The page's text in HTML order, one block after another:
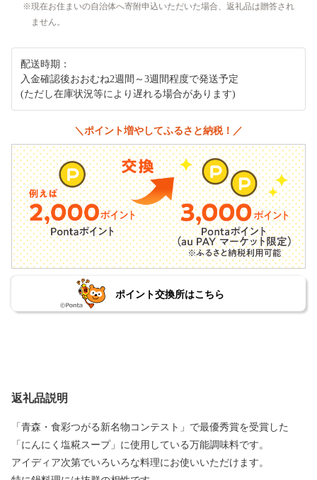
現在お住まいの自治体へ寄附申込いただいた場合、返礼品は贈答され
ません。
配送時期：
入金確認後おおむね2週間～3週間程度で発送予定
(ただし在庫状況等により遅れる場合があります)
＼ポイント増やしてふるさと納税！／
ポイント交換所はこちら
返礼品説明
「青森・食彩つがる新名物コンテスト」で最優秀賞を受賞した
「にんにく塩糀スープ」に使用している万能調味料です。
アイディア次第でいろいろな料理にお使いいただけます。